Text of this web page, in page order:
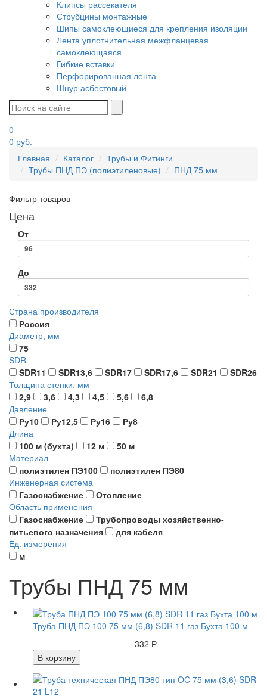
Клипсы рассекателя
Струбцины монтажные
Шипы самоклеющиеся для крепления изоляции
Лента уплотнительная межфланцевая
самоклеющаяся
Гибкие вставки
Перфорированная лента
Шнур асбестовый
0
0 руб.
Главная
Каталог
Трубы и Фитинги
Трубы ПНД ПЭ (полиэтиленовые)
ПНД 75 мм
Фильтр товаров
Цена
От
До
Страна производителя
Россия
Диаметр, мм
75
SDR
SDR11
SDR13,6 SDR17 SDR17,6 SDR21
SDR26
Толщина стенки, мм
2,9
3,6 4,3 4,5 5,6
6,8
Давление
Ру10
Ру12,5 Ру16
Ру8
Длина
100 м (бухта)
12 м
50 м
Материал
полиэтилен ПЭ100
полиэтилен ПЭ80
Инженерная система
Газоснабжение
Отопление
Область применения
Газоснабжение
Трубопроводы хозяйственно-
питьевого назначения
для кабеля
Ед. измерения
м
Трубы ПНД 75 мм
Труба ПНД ПЭ 100 75 мм (6,8) SDR 11 газ Бухта 100 м
332 Р
В корзину